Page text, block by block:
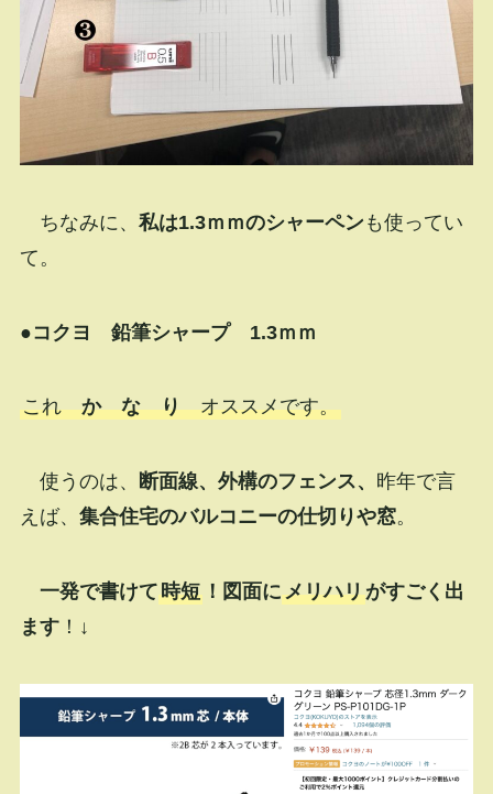
ちなみに、 私は1.3ｍｍのシャーペンも使ってい
て。
●コクヨ 鉛筆シャープ 1.3ｍｍ
これか な りオススメです。
使うのは、 断面線、外構のフェンス、 昨年で言
えば、 集合住宅のバルコニーの仕切りや窓。
一発で書けて時短！図面にメリハリがすごく出
ます！↓